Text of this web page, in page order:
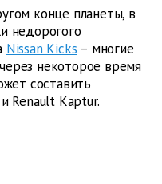
конце планеты, в
недорогого
Nissan Kicks – многие
некоторое время
составить
Renault Kaptur.